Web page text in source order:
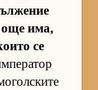
има,
се